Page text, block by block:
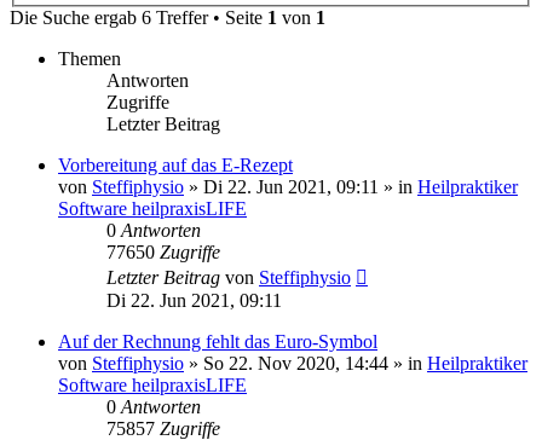
Die Suche ergab 6 Treffer • Seite 1 von 1
Themen
Antworten
Zugriffe
Letzter Beitrag
Vorbereitung auf das E-Rezept
von Steffiphysio » Di 22. Jun 2021, 09:11 » in Heilpraktiker
Software heilpraxisLIFE
0 Antworten
77650 Zugriffe
Letzter Beitrag von Steffiphysio
Di 22. Jun 2021, 09:11
Auf der Rechnung fehlt das Euro-Symbol
von Steffiphysio » So 22. Nov 2020, 14:44 » in Heilpraktiker
Software heilpraxisLIFE
0 Antworten
75857 Zugriffe